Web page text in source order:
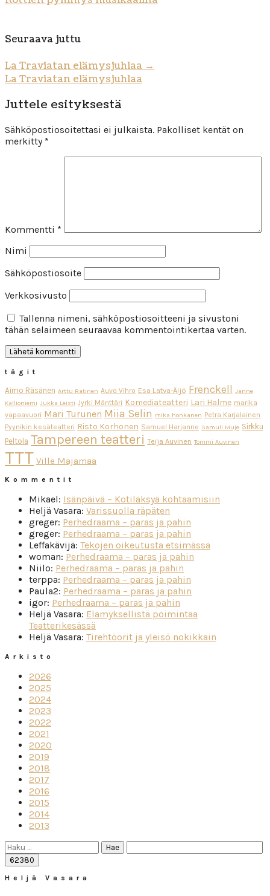
Seuraava juttu
La Traviatan elämysjuhlaa →
La Traviatan elämysjuhlaa
Juttele esityksestä
Sähköpostiosoitettasi ei julkaista. Pakolliset kentät on
merkitty *
Kommentti *
Nimi
Sähköpostiosoite
Verkkosivusto
Tallenna nimeni, sähköpostiosoitteeni ja sivustoni
tähän selaimeen seuraavaa kommentointikertaa varten.
tägit
Aimo Räsänen Arttu Ratinen Auvo Vihro Esa Latva-Äijö Frenckell
Janne
Kallioniemi Jukka Leisti Jyrki Mänttäri Komediateatteri Lari Halme marika
vapaavuori Mari Turunen Miia Selin mika honkanen Petra Karjalainen
Pyynikin kesäteatteri Risto Korhonen Samuel Harjanne Samuli Muje Sirkku
Peltola Tampereen teatteri Teija Auvinen Tommi Auvinen
TTT Ville Majamaa
Kommentit
Mikael: Isänpäivä – Kotiläksyä kohtaamisiin
Heljä Vasara: Varissuolla räpäten
greger: Perhedraama – paras ja pahin
greger: Perhedraama – paras ja pahin
Leffakävijä: Tekojen oikeutusta etsimässä
woman: Perhedraama – paras ja pahin
Niilo: Perhedraama – paras ja pahin
terppa: Perhedraama – paras ja pahin
Paula2: Perhedraama – paras ja pahin
igor: Perhedraama – paras ja pahin
Heljä Vasara: Elämyksellistä poimintaa
Teatterikesässä
Heljä Vasara: Tirehtöörit ja yleisö nokikkain
Arkisto
2026
2025
2024
2023
2022
2021
2020
2019
2018
2017
2016
2015
2014
2013
Haku:
Heljä Vasara